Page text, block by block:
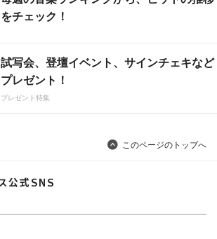
をチェック！
試写会、登壇イベント、サインチェキなど
プレゼント！
プレゼント特集
このページのトップへ